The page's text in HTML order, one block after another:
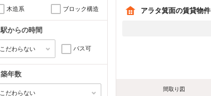
木造系 ブロック構造
駅からの時間
バス可
築年数
アラタ箕面の賃貸物件
間取り図